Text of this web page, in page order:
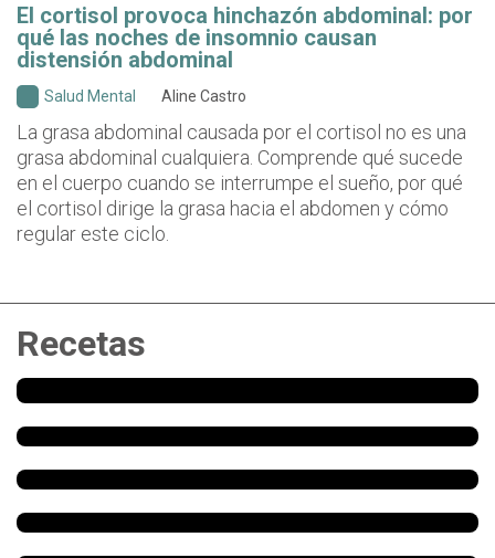
El cortisol provoca hinchazón abdominal: por
qué las noches de insomnio causan
distensión abdominal
Salud Mental Aline Castro
La grasa abdominal causada por el cortisol no es una
grasa abdominal cualquiera. Comprende qué sucede
en el cuerpo cuando se interrumpe el sueño, por qué
el cortisol dirige la grasa hacia el abdomen y cómo
regular este ciclo.
Recetas